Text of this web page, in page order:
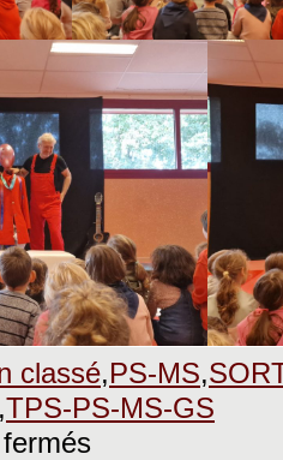
classé,PS-MS,
,TPS-PS-MS-GS